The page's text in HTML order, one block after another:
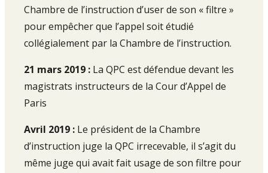
Chambre de l’instruction d’user de son « filtre »
pour empêcher que l’appel soit étudié
collégialement par la Chambre de l’instruction.
21 mars 2019 : La QPC est défendue devant les
magistrats instructeurs de la Cour d’Appel de
Paris
Avril 2019 : Le président de la Chambre
d’instruction juge la QPC irrecevable, il s’agit du
même juge qui avait fait usage de son filtre pour